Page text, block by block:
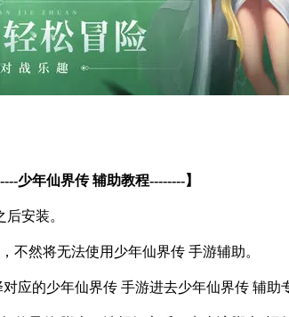
少年仙界传 辅助教程--------】
后安装。
不然将无法使用少年仙界传 手游辅助。
应的少年仙界传 手游进去少年仙界传 辅助